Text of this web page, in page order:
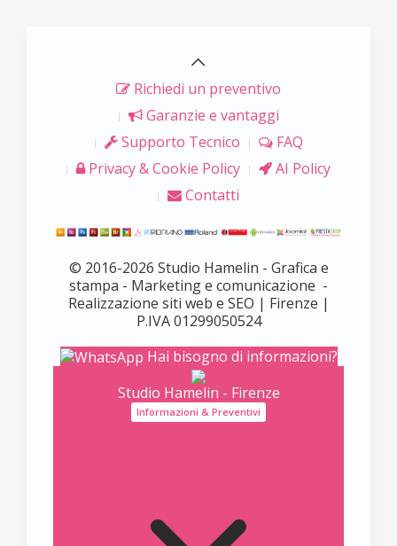
Richiedi un preventivo
Garanzie e vantaggi
Supporto Tecnico
FAQ
Privacy & Cookie Policy
AI Policy
Contatti
© 2016-2026 Studio Hamelin - Grafica e
stampa - Marketing e comunicazione -
Realizzazione siti web e SEO | Firenze |
P.IVA 01299050524
Hai bisogno di informazioni?
Studio Hamelin - Firenze
Informazioni & Preventivi